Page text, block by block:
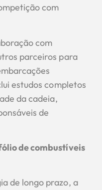
com
com
parceiros para
estudos completos
da cadeia,
de
de combustíveis
de longo prazo, a